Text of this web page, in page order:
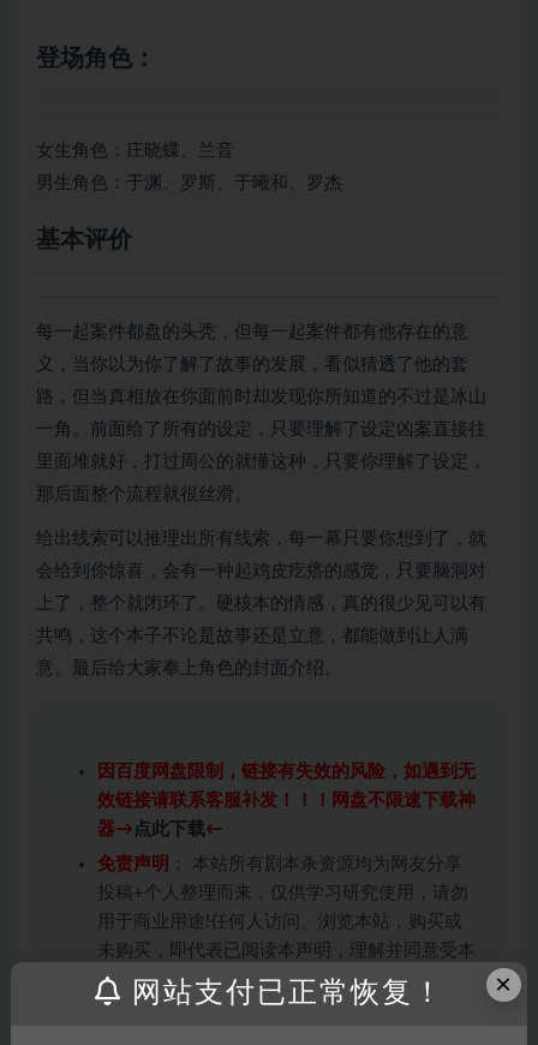
登场角色：
女生角色：庄晓蝶、兰音
男生角色：于渊、罗斯、于曦和、罗杰
基本评价
每一起案件都盘的头秃，但每一起案件都有他存在的意
义，当你以为你了解了故事的发展，看似猜透了他的套
路，但当真相放在你面前时却发现你所知道的不过是冰山
一角。前面给了所有的设定，只要理解了设定凶案直接往
里面堆就好，打过周公的就懂这种，只要你理解了设定，
那后面整个流程就很丝滑。
给出线索可以推理出所有线索，每一幕只要你想到了，就
会给到你惊喜，会有一种起鸡皮疙瘩的感觉，只要脑洞对
上了，整个就闭环了。硬核本的情感，真的很少见可以有
共鸣，这个本子不论是故事还是立意，都能做到让人满
意。最后给大家奉上角色的封面介绍。
因百度网盘限制，链接有失效的风险，如遇到无
效链接请联系客服补发！！！网盘不限速下载神
器→ 点此下载←
免责声明 ： 本站所有剧本杀资源均为网友分享
投稿+个人整理而来，仅供学习研究使用，请勿
用于商业用途!任何人访问、浏览本站，购买或
未购买，即代表已阅读本声明，理解并同意受本
条约约束，并遵守所有适用的法律法规。
×
网站支付已正常恢复！